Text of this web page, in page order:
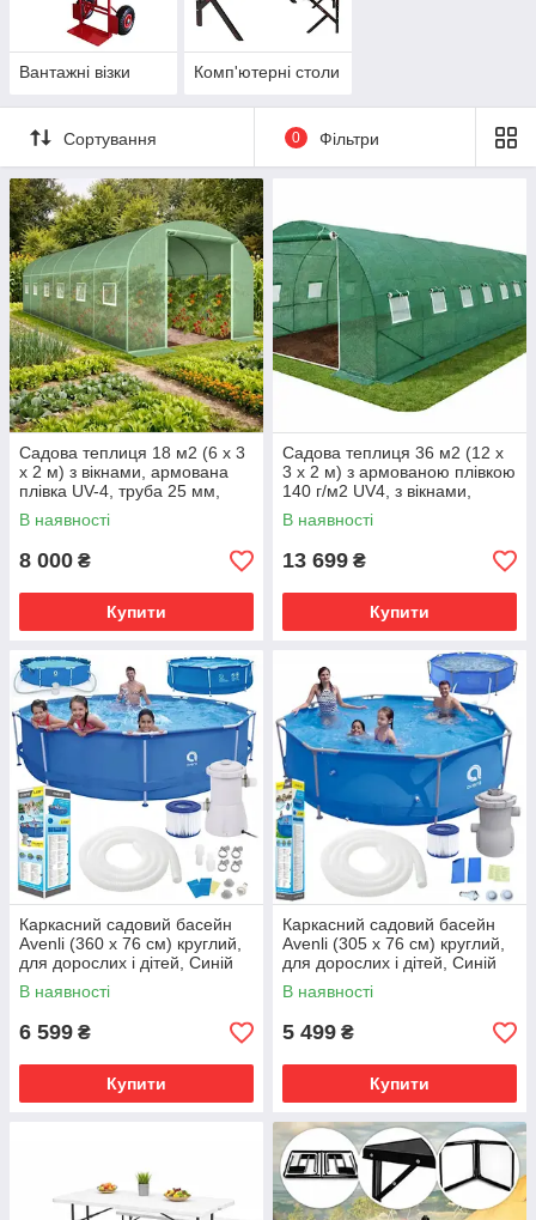
Вантажні візки Комп'ютерні столи
Сортування 0 Фільтри
Садова теплиця 18 м2 (6 х 3
х 2 м) з вікнами, армована
плівка UV-4, труба 25 мм,
Зелена
В наявності
8 000 ₴
Купити
Садова теплиця 36 м2 (12 х
3 х 2 м) з армованою плівкою
140 г/м2 UV4, з вікнами,
труба 25 мм, Зелена
В наявності
13 699 ₴
Купити
Каркасний садовий басейн
Avenli (360 х 76 см) круглий,
для дорослих і дітей, Синій
В наявності
6 599 ₴
Купити
Каркасний садовий басейн
Avenli (305 х 76 см) круглий,
для дорослих і дітей, Синій
В наявності
5 499 ₴
Купити